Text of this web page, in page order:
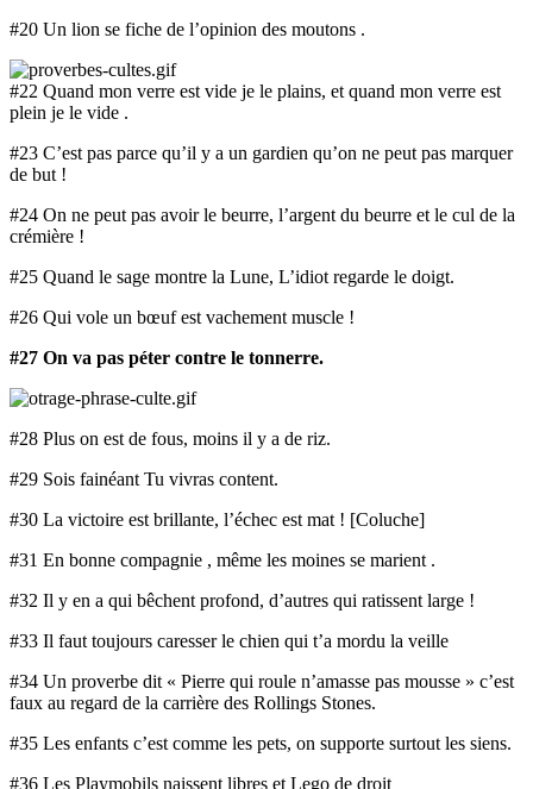
#20 Un lion se fiche de l’opinion des moutons .
#22 Quand mon verre est vide je le plains, et quand mon verre est
plein je le vide .
#23 C’est pas parce qu’il y a un gardien qu’on ne peut pas marquer
de but !
#24 On ne peut pas avoir le beurre, l’argent du beurre et le cul de la
crémière !
#25 Quand le sage montre la Lune, L’idiot regarde le doigt.
#26 Qui vole un bœuf est vachement muscle !
#27 On va pas péter contre le tonnerre.
#28 Plus on est de fous, moins il y a de riz.
#29 Sois fainéant Tu vivras content.
#30 La victoire est brillante, l’échec est mat ! [Coluche]
#31 En bonne compagnie , même les moines se marient .
#32 Il y en a qui bêchent profond, d’autres qui ratissent large !
#33 Il faut toujours caresser le chien qui t’a mordu la veille
#34 Un proverbe dit « Pierre qui roule n’amasse pas mousse » c’est
faux au regard de la carrière des Rollings Stones.
#35 Les enfants c’est comme les pets, on supporte surtout les siens.
#36 Les Playmobils naissent libres et Lego de droit